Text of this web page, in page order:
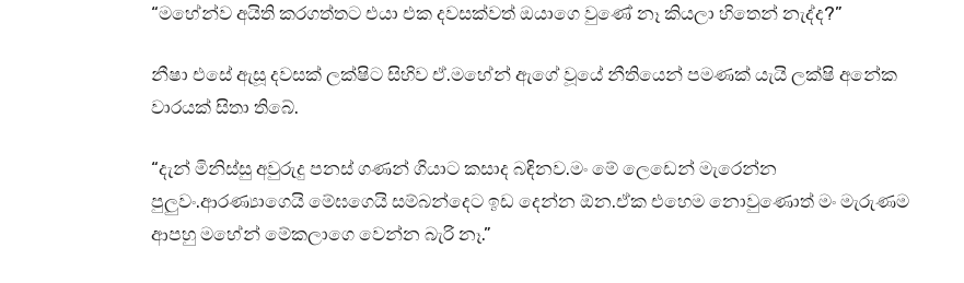
“මහේන්ව අයිති කරගත්තට එයා එක දවසක්වත් ඔයාගෙ වුණේ නෑ කියලා හිතෙන් නැද්ද?”
නීෂා එසේ ඇසූ දවසක් ලක්ෂිට සිහිව ඒ.මහේන් ඇගේ වූයේ නීතියෙන් පමණක් යැයි ලක්ෂි අනේක
වාරයක් සිතා තිබේ.
“දැන් මිනිස්සු අවුරුදු පනස් ගණන් ගියාට කසාද බඳිනව.මං මේ ලෙඩෙන් මැරෙන්න
පුලුවං.ආරණ්‍යාගෙයි මේඝගෙයි සම්බන්දෙට ඉඩ දෙන්න ඕන.ඒක එහෙම නොවුණොත් මං මැරුණම
ආපහු මහේන් මේකලාගෙ වෙන්න බැරි නෑ.”